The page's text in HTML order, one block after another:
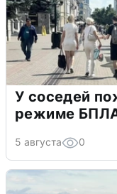
У соседей
режиме
5 августа 0